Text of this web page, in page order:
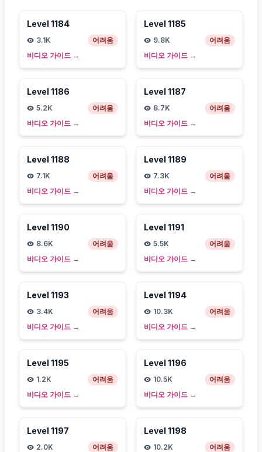
Level 1184
3.1K
어려움
비디오 가이드 →
Level 1185
9.8K
어려움
비디오 가이드 →
Level 1186
5.2K
어려움
비디오 가이드 →
Level 1187
8.7K
어려움
비디오 가이드 →
Level 1188
7.1K
어려움
비디오 가이드 →
Level 1189
7.3K
어려움
비디오 가이드 →
Level 1190
8.6K
어려움
비디오 가이드 →
Level 1191
5.5K
어려움
비디오 가이드 →
Level 1193
3.4K
어려움
비디오 가이드 →
Level 1194
10.3K
어려움
비디오 가이드 →
Level 1195
1.2K
어려움
비디오 가이드 →
Level 1196
10.5K
어려움
비디오 가이드 →
Level 1197
2.0K
어려움
Level 1198
10.2K
어려움